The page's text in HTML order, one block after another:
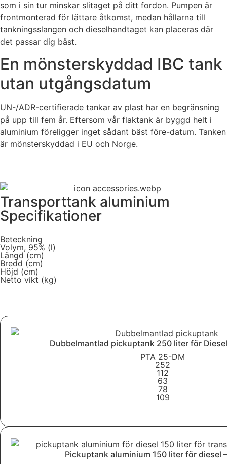
som i sin tur minskar slitaget på ditt fordon. Pumpen är
frontmonterad för lättare åtkomst, medan hållarna till
tankningsslangen och dieselhandtaget kan placeras där
det passar dig bäst.
En mönsterskyddad IBC tank
utan utgångsdatum
UN-/ADR-certifierade tankar av plast har en begränsning
på upp till fem år. Eftersom vår flaktank är byggd helt i
aluminium föreligger inget sådant bäst före-datum. Tanken
är mönsterskyddad i EU och Norge.
Transporttank aluminium
Specifikationer
Beteckning
Volym, 95% (l)
Längd (cm)
Bredd (cm)
Höjd (cm)
Netto vikt (kg)
Dubbelmantlad pickuptank 250 liter för Diesel
PTA 25-DM
252
112
63
78
109
Pickuptank aluminium 150 liter för diesel